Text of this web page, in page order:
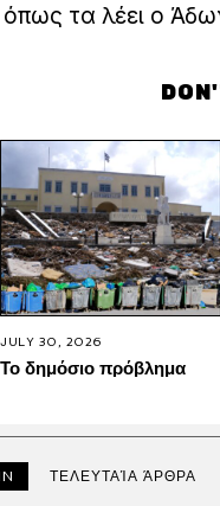
όπως τα λέει ο
JULY 30, 2026
Το δημόσιο πρόβλημα
ΤΕΛΕΥΤΑΊΑ ΆΡΘΡΑ